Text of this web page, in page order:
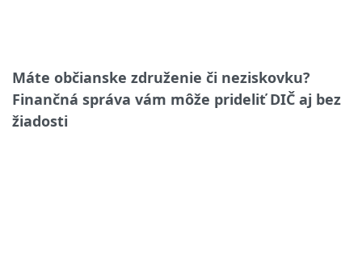
Máte občianske združenie či neziskovku?
Finančná správa vám môže prideliť DIČ aj bez
žiadosti